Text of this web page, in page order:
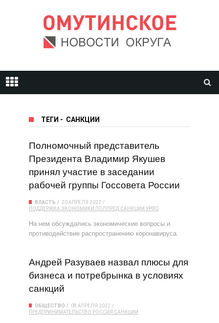
ТЕГИ - САНКЦИИ
Полномочный представитель
Президента Владимир Якушев
принял участие в заседании
рабочей группы Госсовета России
ВЛАСТЬ
20 АПРЕЛЯ 2022
ПОДДЕРЖКА ЭКОНОМИКИ ПОЛПРЕД САНКЦИИ УРФО
На нем обсуждались экономические вопросы и
противодействие распространению коронавируса.
Андрей Разуваев назвал плюсы для
бизнеса и потребрынка в условиях
санкций
ОБЩЕСТВО
08 АПРЕЛЯ 2022
ПРЕДПРИНИМАТЕЛЬСТВО РОССИЯ САНКЦИИ